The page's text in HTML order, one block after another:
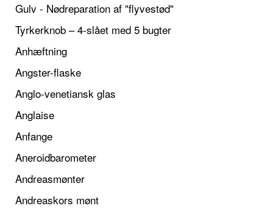
Gulv - Nødreparation af "flyvestød"
Tyrkerknob – 4-slået med 5 bugter
Anhæftning
Angster-flaske
Anglo-venetiansk glas
Anglaise
Anfange
Aneroidbarometer
Andreasmønter
Andreaskors mønt